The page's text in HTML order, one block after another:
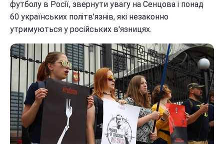
футболу в Росії, звернути увагу на Сенцова і понад
60 українських політв'язнів, які незаконно
утримуються у російських в'язницях.